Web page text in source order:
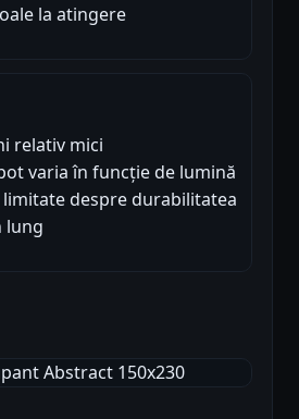
la atingere
relativ mici
varia în funcție de lumină
despre durabilitatea
lung